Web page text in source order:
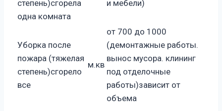
степень)сгорела
одна комната
и мебели)
Уборка после
пожара (тяжелая
степень)сгорело
все
м.кв
от 700 до 1000
(демонтажные работы.
вынос мусора. клининг
под отделочные
работы)зависит от
объема